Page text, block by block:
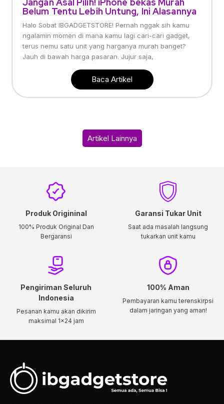
Jangan Asal Pilih! iPhone bekas Murah
Belum Tentu Lebih Untung, Ini Alasannya
Halo Sobat IBGADGETSTORE! Pernah nggak sih kamu
ngalamin momen di mana kamu lagi cari-cari gadget,
terus nemu satu unit yang harganya murah banget?
Jauh di bawah harga pasaran. Jujur saja,
Baca Artikel
Artikel Lainnya
Produk Origininal
100% Produk Original Dan
Bergaransi
Garansi Tukar Unit
Saat ada masalah langsung
tukarkan unit kamu
Pengiriman Seluruh
Indonesia
Pesanan kamu akan dikirim
maksimal 1x24 jam
100% Aman
Pembayaran kamu terenskirpsi
dalam jaringan yang aman!